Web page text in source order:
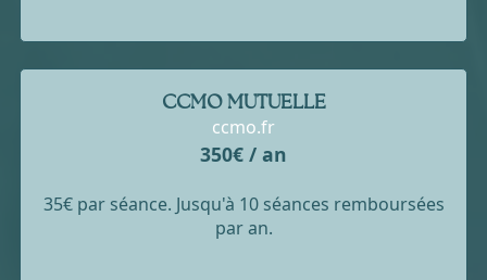
CCMO MUTUELLE
ccmo.fr
350€ / an
35€ par séance. Jusqu'à 10 séances remboursées
par an.